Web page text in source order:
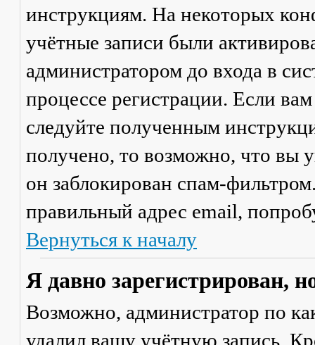
инструкциям. На некоторых
учётные записи были
администратором до входа в
процессе регистрации. Если
следуйте полученным
получено, то возможно, что вы
он заблокирован спам-
правильный адрес email,
Вернуться к началу
Я давно зарегистрирован,
Возможно, администратор по
удалил вашу учётную запись.